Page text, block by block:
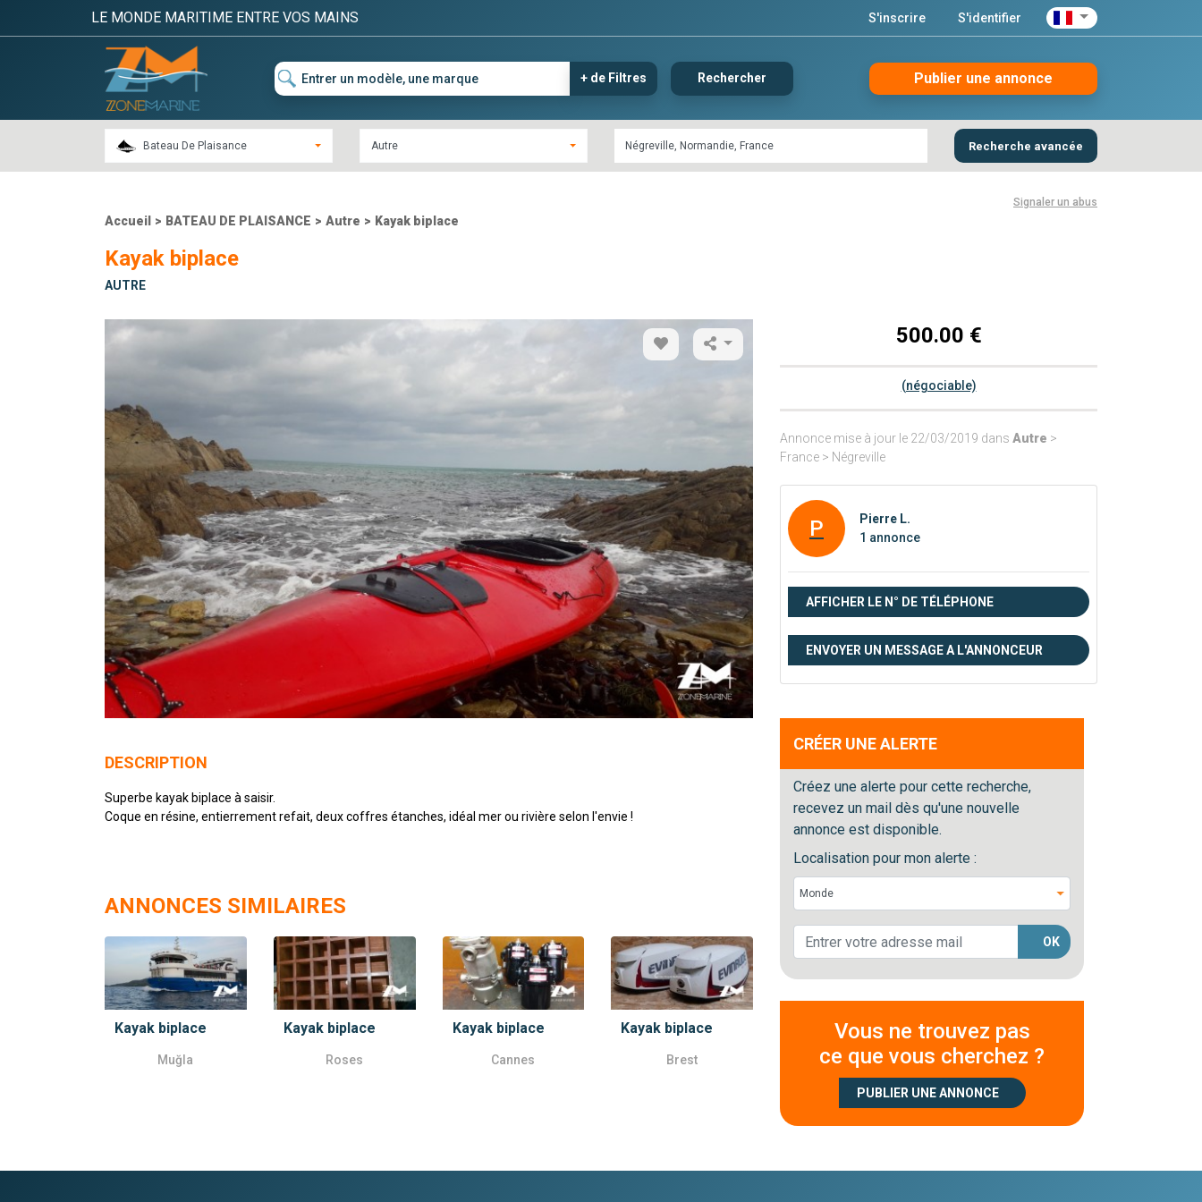
LE MONDE MARITIME ENTRE VOS MAINS S'inscrire S'identifier
+ de Filtres Rechercher Publier une annonce
Bateau De Plaisance Autre Recherche avancée
Signaler un abus
Accueil > BATEAU DE PLAISANCE > Autre > Kayak biplace
Kayak biplace
AUTRE
DESCRIPTION
Superbe kayak biplace à saisir.
Coque en résine, entierrement refait, deux coffres étanches, idéal mer ou rivière selon l'envie !
ANNONCES SIMILAIRES
Kayak biplace
Muğla
Kayak biplace
Roses
Kayak biplace
Cannes
Kayak biplace
Brest
500.00 €
(négociable)
Annonce mise à jour le 22/03/2019 dans Autre >
France > Négreville
P
Pierre L.
1 annonce
AFFICHER LE N° DE TÉLÉPHONE
ENVOYER UN MESSAGE A L'ANNONCEUR
CRÉER UNE ALERTE
Créez une alerte pour cette recherche,
recevez un mail dès qu'une nouvelle
annonce est disponible.
Localisation pour mon alerte :
OK
Vous ne trouvez pas
ce que vous cherchez ?
PUBLIER UNE ANNONCE